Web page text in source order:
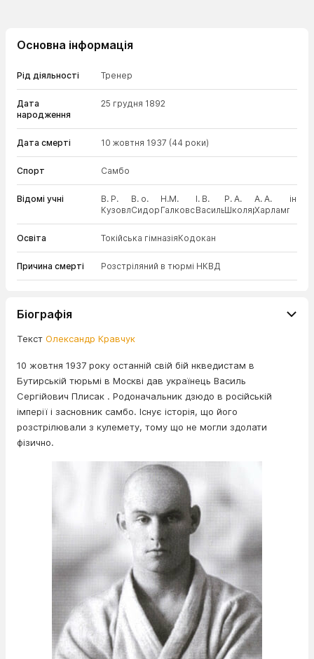
Основна інформація
Рід діяльності Тренер
Дата
народження
25 грудня 1892
Дата смерті 10 жовтня 1937 (44 роки)
Спорт Самбо
Відомі учні
В. Р.
Кузовлєв
В. о.
Сидоров
Н.М.
Галковский
І. В.
Васильєв
Р. А.
Школярів
А. А.
Харлампієв
інші
Освіта Токійська гімназіяКодокан
Причина смерті Розстріляний в тюрмі НКВД
Біографія
Текст Олександр Кравчук
10 жовтня 1937 року останній свій бій нкведистам в
Бутирській тюрьмі в Москві дав українець Василь
Сергійович Плисак . Родоначальник дзюдо в російській
імперії і засновник самбо. Існує історія, що його
розстрілювали з кулемету, тому що не могли здолати
фізично.